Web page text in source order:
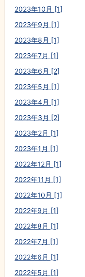
2023年10月 [1]
2023年9月 [1]
2023年8月 [1]
2023年7月 [1]
2023年6月 [2]
2023年5月 [1]
2023年4月 [1]
2023年3月 [2]
2023年2月 [1]
2023年1月 [1]
2022年12月 [1]
2022年11月 [1]
2022年10月 [1]
2022年9月 [1]
2022年8月 [1]
2022年7月 [1]
2022年6月 [1]
2022年5月 [1]